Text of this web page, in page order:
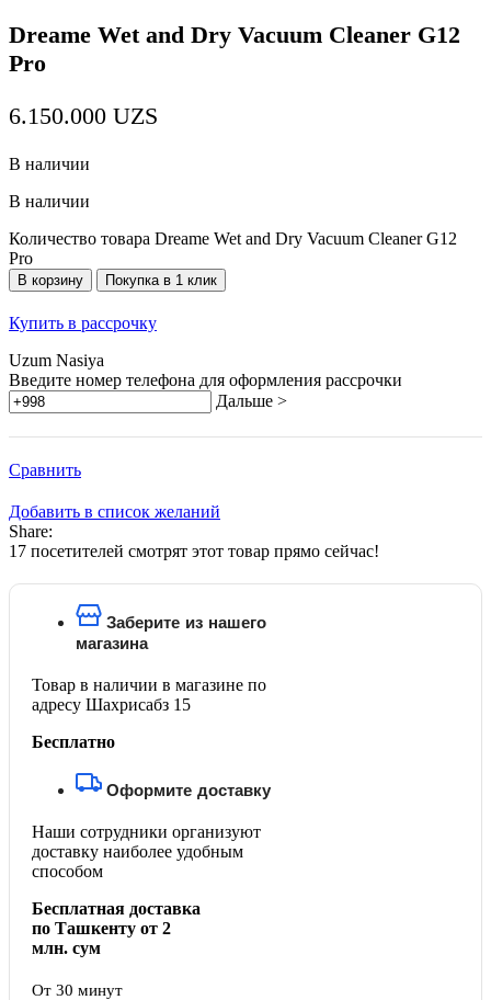
Dreame Wet and Dry Vacuum Cleaner G12
Pro
6.150.000 UZS
В наличии
В наличии
Количество товара Dreame Wet and Dry Vacuum Cleaner G12
Pro
В корзину Покупка в 1 клик
Купить в рассрочку
Uzum Nasiya
Введите номер телефона для оформления рассрочки
Дальше >
Сравнить
Добавить в список желаний
Share:
17 посетителей смотрят этот товар прямо сейчас!
Заберите из нашего
магазина
Товар в наличии в магазине по
адресу Шахрисабз 15
Бесплатно
Оформите доставку
Наши сотрудники организуют
доставку наиболее удобным
способом
Бесплатная доставка
по Ташкенту от 2
млн. сум
От 30 минут